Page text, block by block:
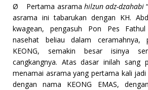
Ø Pertama asrama hilzun adz-dzahabi
asrama ini tabarukan dengan KH.
kwagean, pengasuh Pon Pes
nasehat beliau dalam ceramahnya,
KEONG, semakin besar isinya
cangkangnya. Atas dasar inilah sang
menamai asrama yang pertama kali
dengan nama KEONG EMAS,